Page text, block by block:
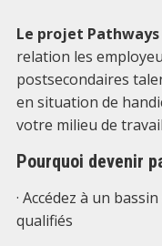
Le projet Pathways
relation les
postsecondaires
en situation de
votre milieu de
Pourquoi devenir
· Accédez à un
qualifiés